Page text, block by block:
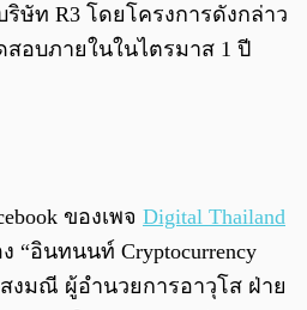
ษัท R3 โดยโครงการดังกล่าว
อบภายในในไตรมาส 1 ปี
ของเพจ Digital Thailand
ง “อินทนนท์ Cryptocurrency
งมณี ผู้อำนวยการอาวุโส ฝ่าย